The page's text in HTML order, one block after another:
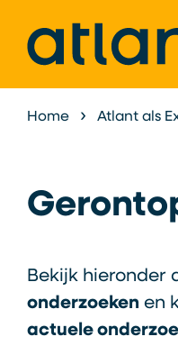
Home Atlant als
Bekijk hieronder
onderzoeken en
actuele